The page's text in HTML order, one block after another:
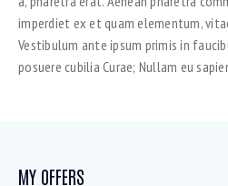
imperdiet ex et quam elementum,
Vestibulum ante ipsum primis in
posuere cubilia Curae; Nullam eu
MY OFFERS